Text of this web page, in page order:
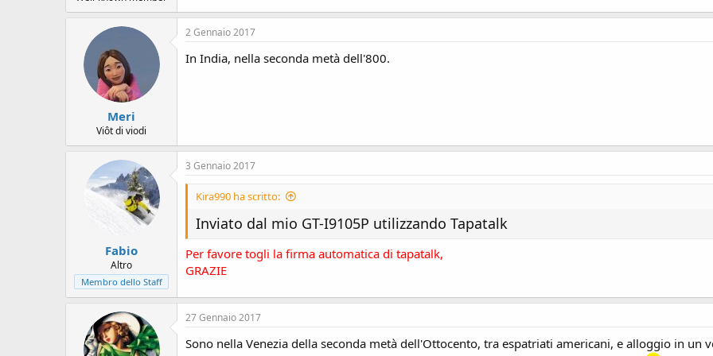
Meri
Viôt di viodi
2 Gennaio 2017
In India, nella seconda metà dell'800.
Fabio
Altro
Membro dello Staff
3 Gennaio 2017
Kira990 ha scritto:
Inviato dal mio GT-I9105P utilizzando Tapatalk
Per favore togli la firma automatica di tapatalk,
GRAZIE
27 Gennaio 2017
Sono nella Venezia della seconda metà dell'Ottocento, tra espatriati americani, e alloggio in un